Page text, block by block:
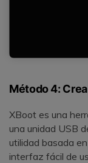
Método 4:
XBoot es una
una unidad USB
utilidad basada
interfaz fácil de